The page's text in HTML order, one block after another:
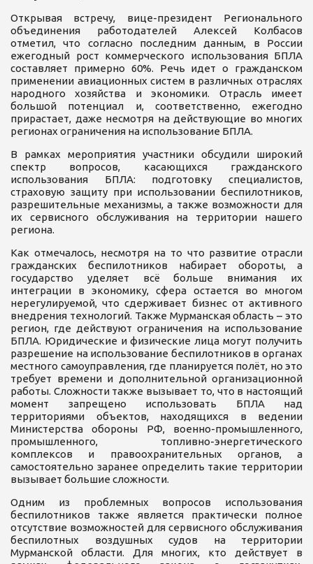
Открывая встречу, вице-президент Регионального
объединения работодателей Алексей Колбасов
отметил, что согласно последним данным, в России
ежегодный рост коммерческого использования БПЛА
составляет примерно 60%. Речь идет о гражданском
применении авиационных систем в различных отраслях
народного хозяйства и экономики. Отрасль имеет
большой потенциал и, соответственно, ежегодно
прирастает, даже несмотря на действующие во многих
регионах ограничения на использование БПЛА.
В рамках мероприятия участники обсудили широкий
спектр вопросов, касающихся гражданского
использования БПЛА: подготовку специалистов,
страховую защиту при использовании беспилотников,
разрешительные механизмы, а также возможности для
их сервисного обслуживания на территории нашего
региона.
Как отмечалось, несмотря на то что развитие отрасли
гражданских беспилотников набирает обороты, а
государство уделяет всё больше внимания их
интеграции в экономику, сфера остается во многом
нерегулируемой, что сдерживает бизнес от активного
внедрения технологий. Также Мурманская область – это
регион, где действуют ограничения на использование
БПЛА. Юридические и физические лица могут получить
разрешение на использование беспилотников в органах
местного самоуправления, где планируется полёт, но это
требует времени и дополнительной организационной
работы. Сложности также вызывает то, что в настоящий
момент запрещено использовать БПЛА над
территориями объектов, находящихся в ведении
Министерства обороны РФ, военно-промышленного,
промышленного, топливно-энергетического
комплексов и правоохранительных органов, а
самостоятельно заранее определить такие территории
вызывает большие сложности.
Одним из проблемных вопросов использования
беспилотников также является практически полное
отсутствие возможностей для сервисного обслуживания
беспилотных воздушных судов на территории
Мурманской области. Для многих, кто действует в